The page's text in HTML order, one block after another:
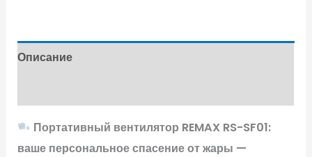
Описание
Портативный вентилятор REMAX RS-SF01:
ваше персональное спасение от жары —